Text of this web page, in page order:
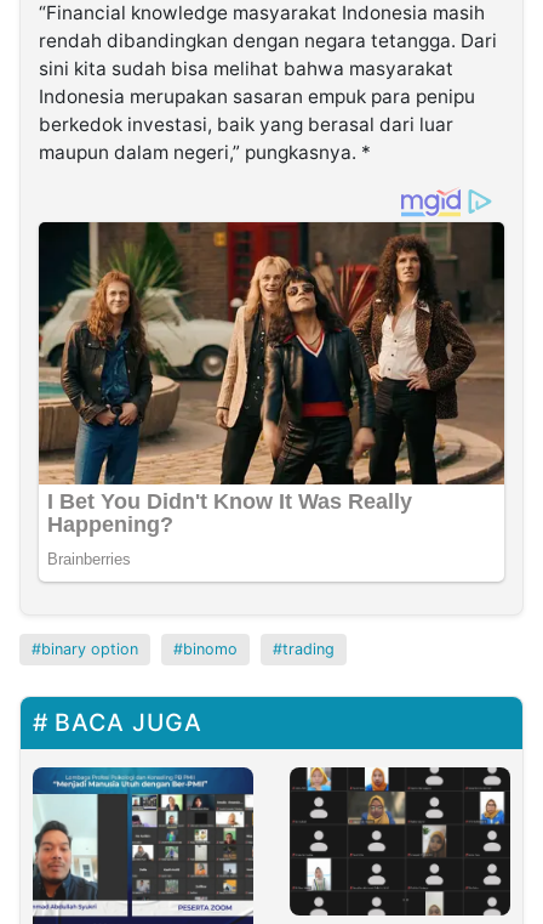
“Financial knowledge masyarakat Indonesia masih
rendah dibandingkan dengan negara tetangga. Dari
sini kita sudah bisa melihat bahwa masyarakat
Indonesia merupakan sasaran empuk para penipu
berkedok investasi, baik yang berasal dari luar
maupun dalam negeri,” pungkasnya. *
binary option binomo trading
BACA JUGA